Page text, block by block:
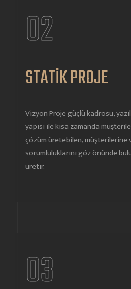
02
STATİK PROJE
Vizyon Proje güçlü kadrosu,
yapısı ile kısa zamanda
çözüm üretebilen, müşterilerine
sorumluluklarını göz önünde
üretir.
03